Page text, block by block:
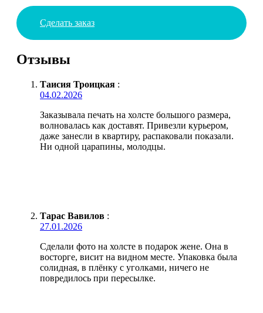
Сделать заказ
Отзывы
Таисия Троицкая :
04.02.2026
Заказывала печать на холсте большого размера,
волновалась как доставят. Привезли курьером,
даже занесли в квартиру, распаковали показали.
Ни одной царапины, молодцы.
Тарас Вавилов :
27.01.2026
Сделали фото на холсте в подарок жене. Она в
восторге, висит на видном месте. Упаковка была
солидная, в плёнку с уголками, ничего не
повредилось при пересылке.